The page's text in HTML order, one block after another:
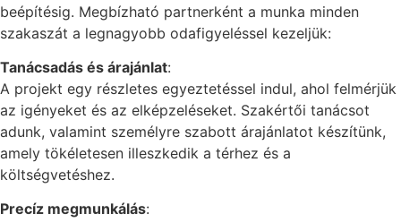
beépítésig. Megbízható partnerként a munka minden
szakaszát a legnagyobb odafigyeléssel kezeljük:
Tanácsadás és árajánlat:
A projekt egy részletes egyeztetéssel indul, ahol felmérjük
az igényeket és az elképzeléseket. Szakértői tanácsot
adunk, valamint személyre szabott árajánlatot készítünk,
amely tökéletesen illeszkedik a térhez és a
költségvetéshez.
Precíz megmunkálás: